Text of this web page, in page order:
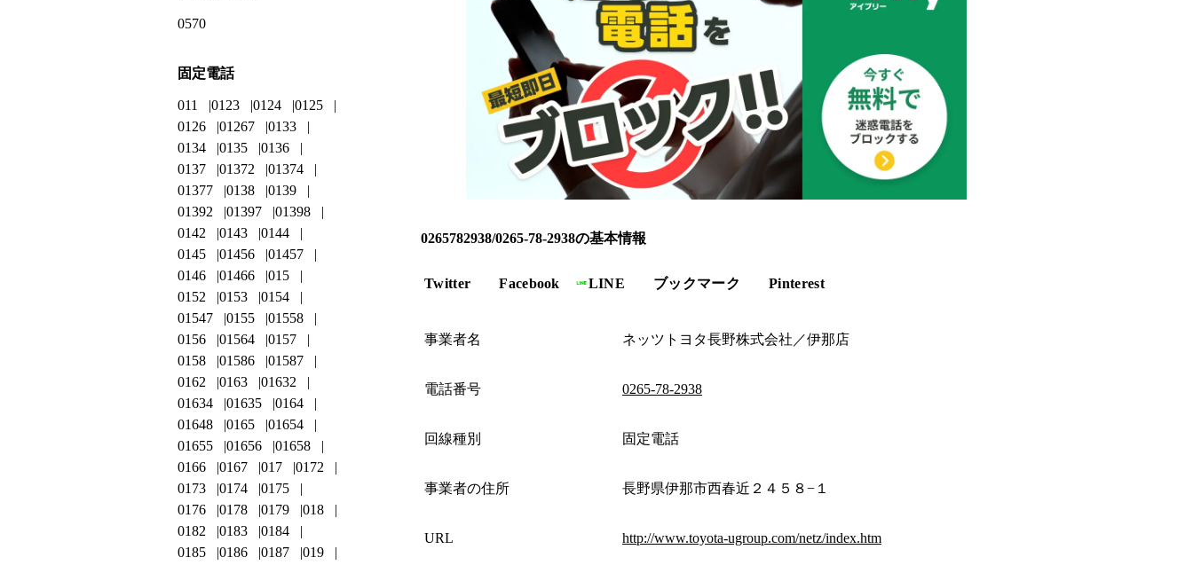
0265782938/0265-78-2938の基本情報
Twitter Facebook LINE ブックマーク Pinterest
事業者名 ネッツトヨタ長野株式会社／伊那店
電話番号 0265-78-2938
回線種別 固定電話
事業者の住所 長野県伊那市西春近２４５８−１
URL http://www.toyota-ugroup.com/netz/index.htm
0570
固定電話
011 0123 0124
0125
0126
01267
0133
0134
0135
0136
0137
01372
01374
01377
0138
0139
01392
01397
01398
0142
0143
0144
0145
01456
01457
0146
01466
015
0152
0153
0154
01547
0155
01558
0156
01564
0157
0158
01586
01587
0162
0163
01632
01634
01635
0164
01648
0165
01654
01655
01656
01658
0166
0167 017
0172
0173
0174
0175
0176
0178 0179
018
0182
0183
0184
0185
0186 0187
019